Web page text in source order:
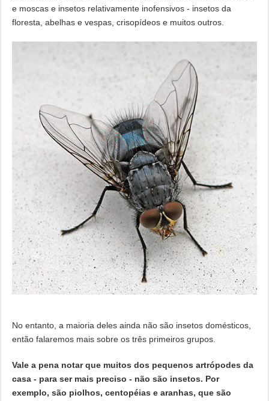
e moscas e insetos relativamente inofensivos - insetos da
floresta, abelhas e vespas, crisopídeos e muitos outros.
No entanto, a maioria deles ainda não são insetos domésticos,
então falaremos mais sobre os três primeiros grupos.
Vale a pena notar que muitos dos pequenos artrópodes da
casa - para ser mais preciso - não são insetos. Por
exemplo, são piolhos, centopéias e aranhas, que são